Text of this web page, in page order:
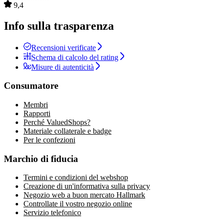
9,4
Info sulla trasparenza
Recensioni verificate
Schema di calcolo del rating
Misure di autenticità
Consumatore
Membri
Rapporti
Perché ValuedShops?
Materiale collaterale e badge
Per le confezioni
Marchio di fiducia
Termini e condizioni del webshop
Creazione di un'informativa sulla privacy
Negozio web a buon mercato Hallmark
Controllate il vostro negozio online
Servizio telefonico